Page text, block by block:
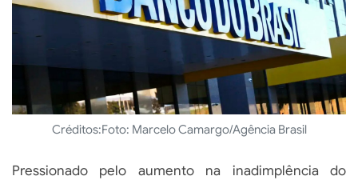
Créditos:Foto: Marcelo Camargo/Agência Brasil
Pressionado pelo aumento na inadimplência do